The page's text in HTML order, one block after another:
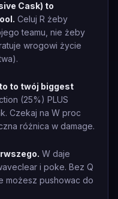
Cask) to
Celuj R żeby
teamu, nie żeby
wrogowi życie
to twój biggest
(25%) PLUS
Czekaj na W proc
różnica w damage.
W daje
i poke. Bez Q
możesz pushowac do